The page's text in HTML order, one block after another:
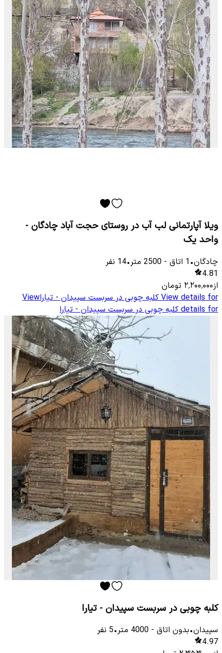
ویلا آپارتمانی لب آب در روستای حجت آباد چادگان -
واحد یک
چادگان•
1 اتاق -
2500 متر•
14 نفر
4.81
از۲٬۲۰۰٬۰۰۰ تومان
View details for کلبه چوبی در سربست سپیدان - تیاراView
details for کلبه چوبی در سربست سپیدان - تیارا
کلبه چوبی در سربست سپیدان - تیارا
سپیدان•بدون اتاق -
4000 متر•
5 نفر
4.97